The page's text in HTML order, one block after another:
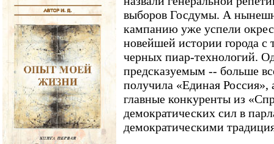
выборов Госдумы. А
кампанию уже успели
новейшей истории города с
черных пиар-технологий.
предсказуемым -- больше
получила «Единая Россия»,
главные конкуренты из
демократических сил в
демократическими